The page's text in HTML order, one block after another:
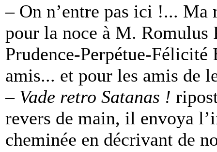
– On n’entre pas ici !... Ma
pour la noce à M.
Prudence-Perpétue-Félicité
amis... et pour les amis de
– Vade retro Satanas !
revers de main, il envoya
cheminée en décrivant de